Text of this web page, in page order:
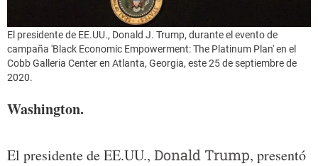
El presidente de EE.UU., Donald J. Trump, durante el evento de
campaña 'Black Economic Empowerment: The Platinum Plan' en el
Cobb Galleria Center en Atlanta, Georgia, este 25 de septiembre de
2020.
Washington.
El presidente de EE.UU., Donald Trump, presentó